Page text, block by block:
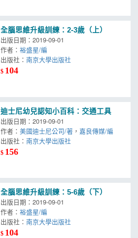
全腦思維升級訓練：2-3歲（上）
出版日期：2019-09-01
作者：裕盛星/編
出版社：南京大學出版社
$ 104
迪士尼幼兒認知小百科：交通工具
出版日期：2019-09-01
作者：美國迪士尼公司/著 ，嘉良傳媒/編
出版社：南京大學出版社
$ 156
全腦思維升級訓練：5-6歲（下）
出版日期：2019-09-01
作者：裕盛星/編
出版社：南京大學出版社
$ 104